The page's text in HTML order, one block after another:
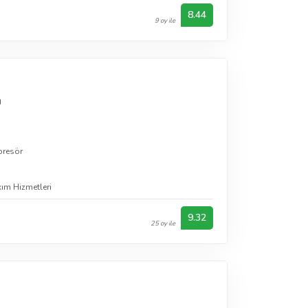
9 oy ile 8.44
Hizmetleri
25 oy ile 9.32